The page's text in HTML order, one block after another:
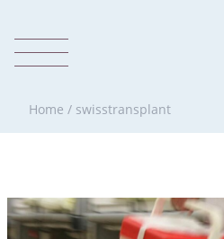
Home / swisstransplant